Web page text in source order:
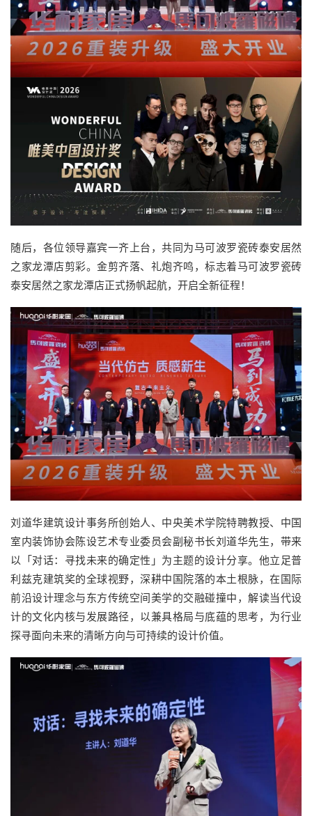
随后，各位领导嘉宾一齐上台，共同为马可波罗瓷砖泰安居然
之家龙潭店剪彩。金剪齐落、礼炮齐鸣，标志着马可波罗瓷砖
泰安居然之家龙潭店正式扬帆起航，开启全新征程！
刘道华建筑设计事务所创始人、中央美术学院特聘教授、中国
室内装饰协会陈设艺术专业委员会副秘书长刘道华先生，带来
以「对话：寻找未来的确定性」为主题的设计分享。他立足普
利兹克建筑奖的全球视野，深耕中国院落的本土根脉，在国际
前沿设计理念与东方传统空间美学的交融碰撞中，解读当代设
计的文化内核与发展路径，以兼具格局与底蕴的思考，为行业
探寻面向未来的清晰方向与可持续的设计价值。